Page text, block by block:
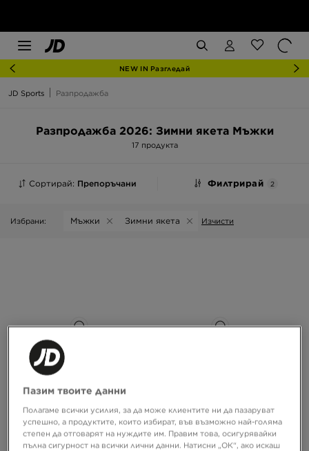
NEW IN Разгледай
JD Sports Разпродажба
Разпродажба 2026: Зимни якета Мъжки
17 продукта
Сортирай: Препоръчани Филтрирай 2
Избрани: Мъжки Зимни якета Изчисти
ZAVETTI ЯКЕ DERATTI PARKA BLK HOODRICH ЯКЕ SPLITTER - WET
Пазим твоите данни
Полагаме всички усилия, за да може клиентите ни да пазаруват
успешно, а продуктите, които избират, във възможно най-голяма
степен да отговарят на нуждите им. Правим това, осигурявайки
пълна сигурност на всички лични данни. Натисни „ОК“, ако искаш